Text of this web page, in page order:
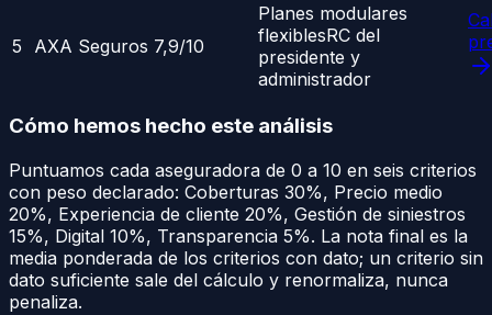
5 AXA Seguros 7,9/10
Planes modulares
flexiblesRC del
presidente y
administrador
Cómo hemos hecho este análisis
Puntuamos cada aseguradora de 0 a 10 en seis criterios
con peso declarado: Coberturas 30%, Precio medio
20%, Experiencia de cliente 20%, Gestión de siniestros
15%, Digital 10%, Transparencia 5%. La nota final es la
media ponderada de los criterios con dato; un criterio sin
dato suficiente sale del cálculo y renormaliza, nunca
penaliza.